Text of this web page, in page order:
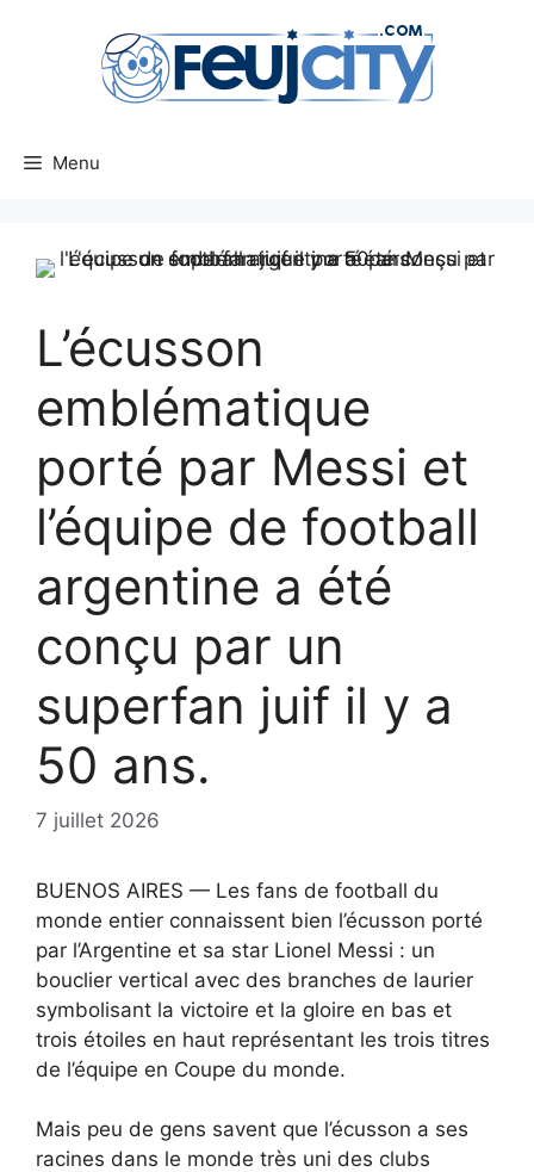
Menu
L’écusson
emblématique
porté par Messi et
l’équipe de football
argentine a été
conçu par un
superfan juif il y a
50 ans.
7 juillet 2026
BUENOS AIRES — Les fans de football du
monde entier connaissent bien l’écusson porté
par l’Argentine et sa star Lionel Messi : un
bouclier vertical avec des branches de laurier
symbolisant la victoire et la gloire en bas et
trois étoiles en haut représentant les trois titres
de l’équipe en Coupe du monde.
Mais peu de gens savent que l’écusson a ses
racines dans le monde très uni des clubs